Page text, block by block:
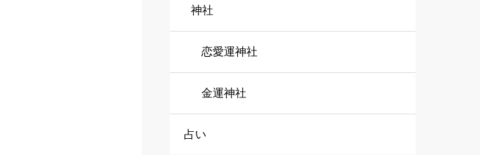
神社
恋愛運神社
金運神社
占い